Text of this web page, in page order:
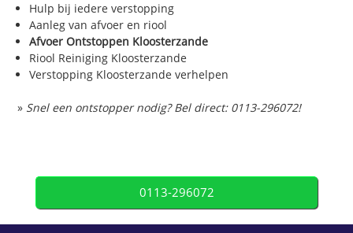
Hulp bij iedere verstopping
Aanleg van afvoer en riool
Afvoer Ontstoppen Kloosterzande
Riool Reiniging Kloosterzande
Verstopping Kloosterzande verhelpen
» Snel een ontstopper nodig? Bel direct: 0113-296072!
0113-296072